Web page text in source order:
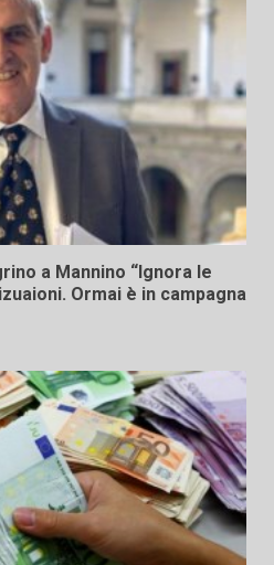
a Mannino “Ignora le
Ormai è in campagna